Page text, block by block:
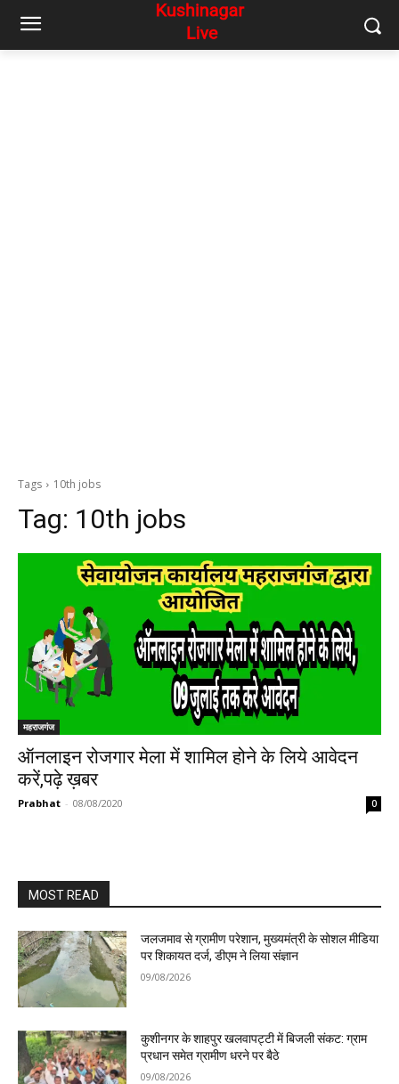
Tags 10th jobs
Tag: 10th jobs
महराजगंज
ऑनलाइन रोजगार मेला में शामिल होने के लिये आवेदन
करें,पढ़े ख़बर
Prabhat - 08/08/2020 0
MOST READ
जलजमाव से ग्रामीण परेशान, मुख्यमंत्री के सोशल मीडिया
पर शिकायत दर्ज, डीएम ने लिया संज्ञान
09/08/2026
कुशीनगर के शाहपुर खलवापट्टी में बिजली संकट: ग्राम
प्रधान समेत ग्रामीण धरने पर बैठे
09/08/2026